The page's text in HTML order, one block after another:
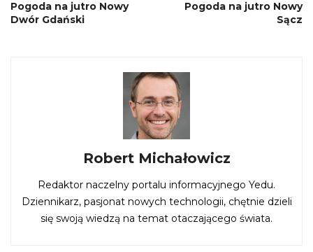
Pogoda na jutro Nowy
Dwór Gdański
Pogoda na jutro Nowy
Sącz
Robert Michałowicz
Redaktor naczelny portalu informacyjnego Yedu.
Dziennikarz, pasjonat nowych technologii, chętnie dzieli
się swoją wiedzą na temat otaczającego świata.